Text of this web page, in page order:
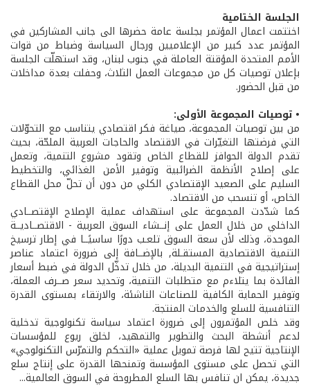
الجلسة الختامية
اختتمت اعمال المؤتمر بجلسة عامة حضرها الى جانب المشاركين في
المؤتمر عدد كبير من الإعلاميين ورجال السياسة وضباط من قوات
الأمم المتحدة المؤقتة العاملة في جنوب لبنان، وقد استهلّت الجلسة
بإعلان توصيات كل من مجموعات العمل الثلاث، وحفلت بعدة مداخلات
من قبل الحضور.
• توصيات المجموعة الأولى:
من بين توصيات المجموعة، صياغة فكر اقتصادي يتناسب مع التحوّلات
التي فرضتها التغيّرات في الاقتصاد والحاجات العربية الملحّة، بحيث
تقدم الدولة الحوافز للقطاع الخاص وتقود مشروع التنمية، وتعمل
على إصلاح الأنظمة الضرائبية وتوفير الأمن الغذائي، والتخطيط
السليم على الصعيد الإقتصادي الكلي من دون أن تحلّ محل القطاع
الخاص، أو تنسحب من الاقتصاد.
كما شدّدت المجموعة على استهداف عملية الإصلاح الإقتصــادي
الداخلي من خلال العمل على إنــشاء السوق العربية - الاقتصــاديــة
الموحدة، وذلك لأن سعة السوق تلعـب دورًا ساسيًــا في إطار ترسيخ
التنمية الاقتصادية المستقـلة, بالإضــافة إلى ضرورة اعتماد عناصر
إستراتيجية في التنمية البديلة، من خلال تدخّل الدولة في ضبط أسعار
الفائدة بما يتلاءم مع متطلبات التنمية، وتحديد سعر صــرف العملة،
وتوفير الحماية الكافية للصناعات الناشئة، والارتقاء بمستوى القدرة
التنافسية للسلع والخدمات المنتجة.
وقد خلص المؤتمرون إلى ضرورة اعتماد سياسة تكنولوجية تدخلية
لدعم أنشطة البحث والتطوير والتمهيد، لخلق ريوع للمؤسسات
الإنتاجية تتيح لها فرصة تمويل عملية «التحكم والتمرّس التكنولوجي»
التي تحصل على مستوى المؤسسة وتمنحها القدرة على إنتاج سلع
جديدة، يمكن ان تنافس بها السلع المطروحة في السوق العالمية...